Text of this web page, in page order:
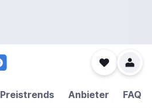
Preistrends Anbieter FAQ